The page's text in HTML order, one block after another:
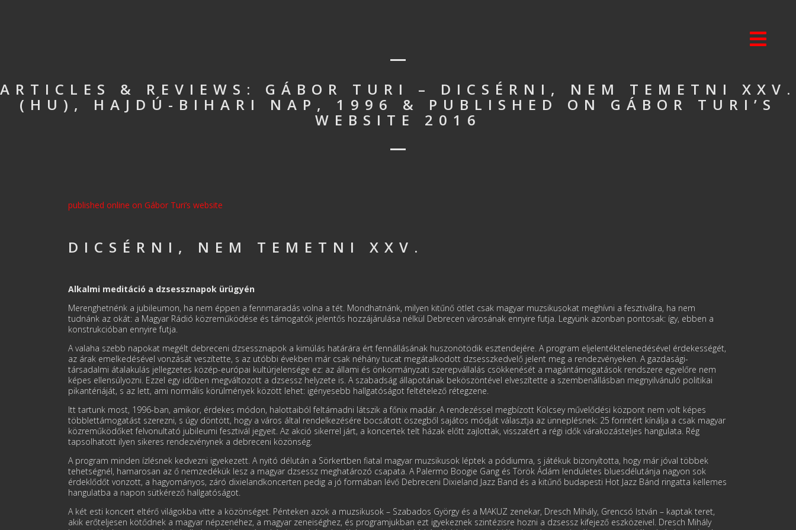
ARTICLES & REVIEWS: GÁBOR TURI – DICSÉRNI, NEM TEMETNI XXV.
(HU), HAJDÚ-BIHARI NAP, 1996 & PUBLISHED ON GÁBOR TURI’S
WEBSITE 2016
published online on Gábor Turi’s website
DICSÉRNI, NEM TEMETNI XXV.
Alkalmi meditáció a dzsessznapok ürügyén
Merenghetnénk a jubileumon, ha nem éppen a fennmaradás volna a tét. Mondhatnánk, milyen kitűnő ötlet csak magyar muzsikuso­kat meghívni a fesztiválra, ha nem
tudnánk az okát: a Magyar Rádió közreműködése és támogatók jelentős hozzájárulása nélkül Debrecen városának ennyire futja. Legyünk azonban pontosak: így, ebben a
konstrukció­ban ennyire futja.
A valaha szebb napokat megélt debreceni dzsessznapok a kimúlás határára ért fennál­lásának huszonötödik esztendejére. A prog­ram eljelentéktelenedésével érdekességét,
az árak emelkedésével vonzását veszítette, s az utóbbi években már csak néhány tucat megá­talkodott dzsesszkedvelő jelent meg a rendez­vényeken. A gazdasági-
társadalmi átalakulás jellegzetes közép-európai kultúrjelensége ez: az állami és önkormányzati szerepvállalás csökkenését a magántámogatások rendszere egyelőre nem
képes ellensúlyozni. Ezzel egy időben megváltozott a dzsessz helyzete is. A szabadság állapotának beköszöntével elveszí­tette a szembenállásban megnyilvánuló poli­tikai
pikantériáját, s az lett, ami normális kö­rülmények között lehet: igényesebb hallgató­ságot feltételező rétegzene.
Itt tartunk most, 1996-ban, amikor, érde­kes módon, halottaiból feltámadni látszik a főnix madár. A rendezéssel megbízott Köl­csey művelődési központ nem volt képes
többlettámo­ga­tást szerezni, s úgy döntött, hogy a város által rendelkezésére bocsátott öszegből sajátos módját választja az ünnep­lésnek: 25 forintért kínálja a csak magyar
közreműködőket felvonultató jubileumi fesztivál jegyeit. Az akció sikerrel járt, a koncertek telt házak előtt zajlottak, visszatért a régi idők várakozásteljes hangulata. Rég
tapsol­hatott ilyen sikeres rendezvénynek a debreceni közönség.
A program minden ízlésnek kedvezni igye­kezett. A nyitó délután a Sörkertben fiatal magyar muzsikusok léptek a pódiumra, s játékuk bizonyította, hogy már jóval többek
tehetség­nél, hamarosan az ő nemzedékük lesz a magyar dzsessz meghatá­rozó csapata. A Palermo Boogie Gang és Török Ádám lendületes bluesdélutánja nagyon sok
érdeklődőt vonzott, a hagyomá­nyos, záró dixie­landkoncerten pedig a jó formá­ban lévő Debre­ceni Dixieland Jazz Band és a ki­tűnő budapesti Hot Jazz Bánd ringatta kellemes
hangulatba a na­pon sütkérező hallgatóságot.
A két esti kon­cert eltérő vilá­gokba vitte a közönséget. Pénteken azok a muzsikusok – Sza­bados György és a MAKUZ zenekar, Dresch Mihály, Grencsó István – kaptak teret,
akik erő­teljesen kötődnek a magyar népzenéhez, a magyar zeneiséghez, és programjukban ezt igye­keznek szintézisre hozni a dzsessz kifeje­ző eszközeivel. Dresch Mihály